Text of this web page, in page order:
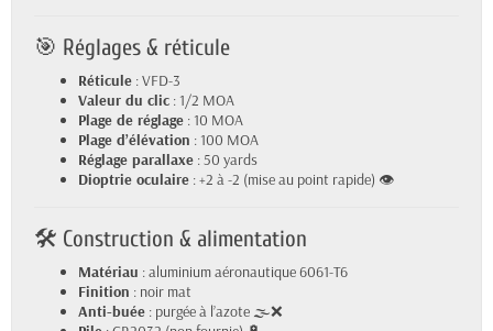
🎯 Réglages & réticule
Réticule : VFD-3
Valeur du clic : 1/2 MOA
Plage de réglage : 10 MOA
Plage d’élévation : 100 MOA
Réglage parallaxe : 50 yards
Dioptrie oculaire : +2 à -2 (mise au point rapide) 👁️
🛠️ Construction & alimentation
Matériau : aluminium aéronautique 6061-T6
Finition : noir mat
Anti-buée : purgée à l’azote 🌫️❌